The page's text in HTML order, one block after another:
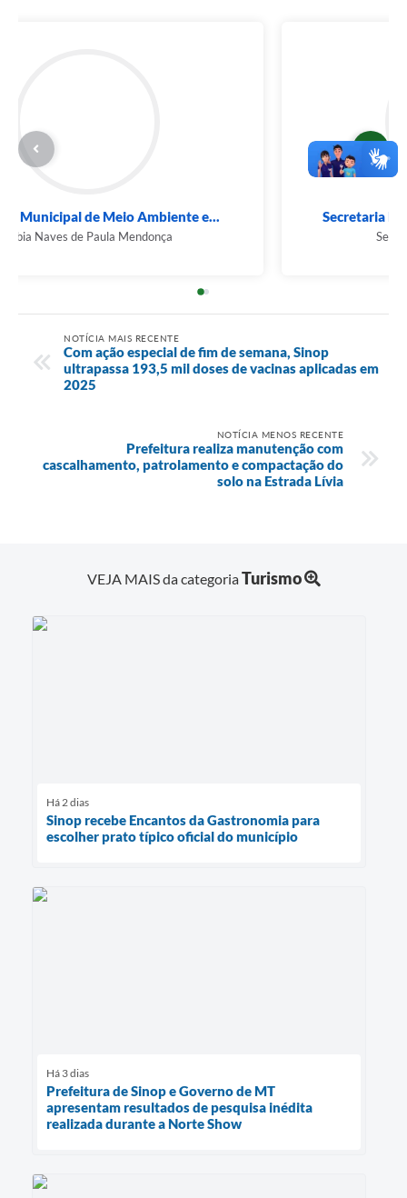
Secretaria Municipal de Meio Ambiente e...
Rúbia Naves de Paula Mendonça
NOTÍCIA MAIS RECENTE
Com ação especial de fim de semana, Sinop
ultrapassa 193,5 mil doses de vacinas aplicadas em
2025
NOTÍCIA MENOS RECENTE
Prefeitura realiza manutenção com
cascalhamento, patrolamento e compactação do
solo na Estrada Lívia
VEJA MAIS da categoriaTurismo
Há 2 dias
Sinop recebe Encantos da Gastronomia para
escolher prato típico oficial do município
Há 3 dias
Prefeitura de Sinop e Governo de MT
apresentam resultados de pesquisa inédita
realizada durante a Norte Show